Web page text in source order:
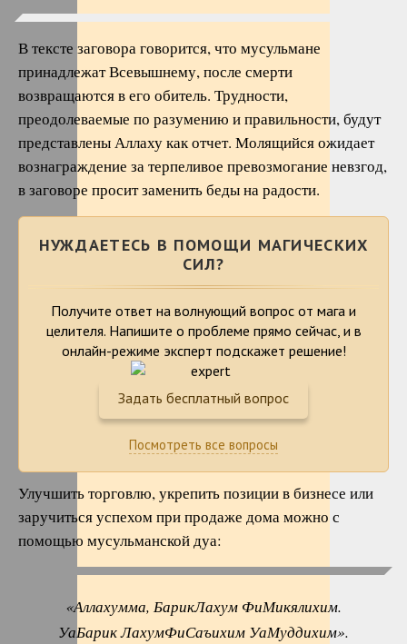
В тексте заговора говорится, что мусульмане
принадлежат Всевышнему, после смерти
возвращаются в его обитель. Трудности,
преодолеваемые по разумению и правильности, будут
представлены Аллаху как отчет. Молящийся ожидает
вознаграждение за терпеливое превозмогание невзгод,
в заговоре просит заменить беды на радости.
НУЖДАЕТЕСЬ В ПОМОЩИ МАГИЧЕСКИХ
СИЛ?
Получите ответ на волнующий вопрос от мага и
целителя. Напишите о проблеме прямо сейчас, и в
онлайн-режиме эксперт подскажет решение!
Задать бесплатный вопрос
Посмотреть все вопросы
Улучшить торговлю, укрепить позиции в бизнесе или
заручиться успехом при продаже дома можно с
помощью мусульманской дуа:
«Аллахумма, БарикЛахум ФиМикялихим.
УаБарик ЛахумФиСаъихим УаМуддихим».